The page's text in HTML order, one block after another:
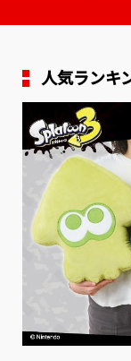
人気ランキ